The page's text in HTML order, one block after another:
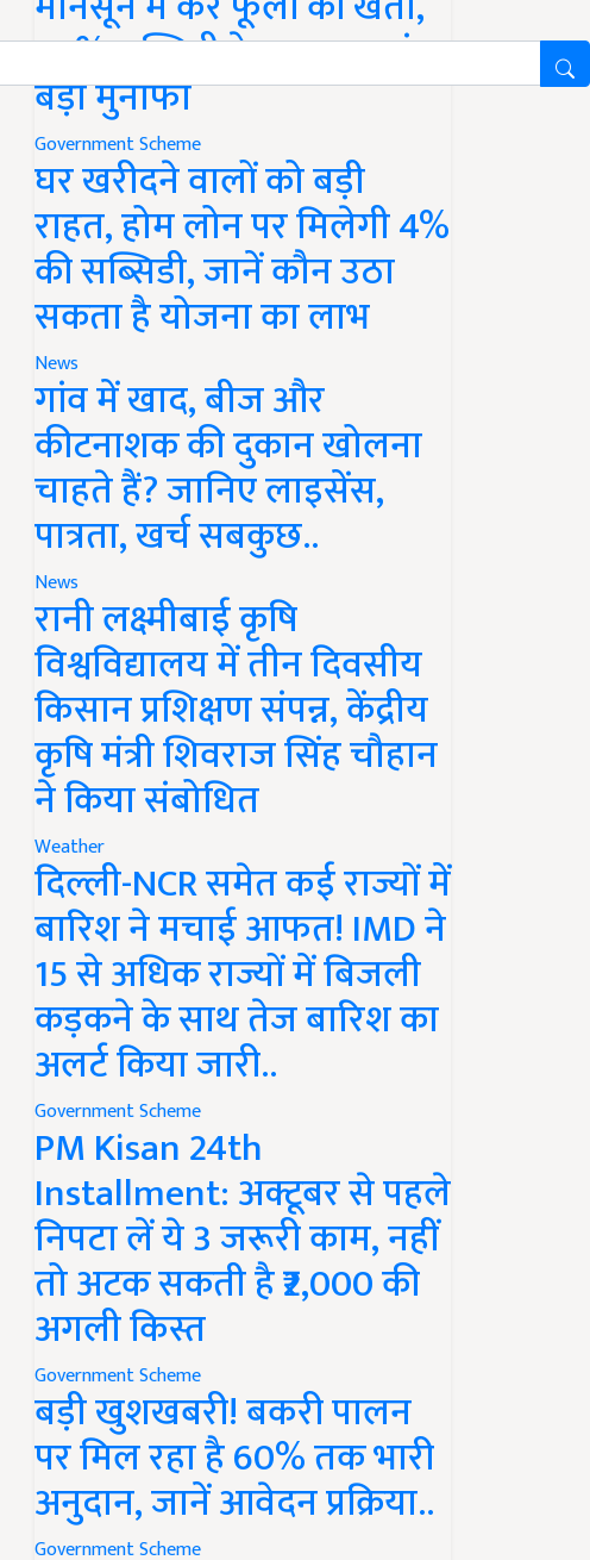
50% सब्सिडी के साथ कमाएं
बड़ा मुनाफा
Government Scheme
घर खरीदने वालों को बड़ी
राहत, होम लोन पर मिलेगी 4%
की सब्सिडी, जानें कौन उठा
सकता है योजना का लाभ
News
गांव में खाद, बीज और
कीटनाशक की दुकान खोलना
चाहते हैं? जानिए लाइसेंस,
पात्रता, खर्च सबकुछ..
News
रानी लक्ष्मीबाई कृषि
विश्वविद्यालय में तीन दिवसीय
किसान प्रशिक्षण संपन्न, केंद्रीय
कृषि मंत्री शिवराज सिंह चौहान
ने किया संबोधित
Weather
दिल्ली-NCR समेत कई राज्यों में
बारिश ने मचाई आफत! IMD ने
15 से अधिक राज्यों में बिजली
कड़कने के साथ तेज बारिश का
अलर्ट किया जारी..
Government Scheme
PM Kisan 24th
Installment: अक्टूबर से पहले
निपटा लें ये 3 जरूरी काम, नहीं
तो अटक सकती है ₹2,000 की
अगली किस्त
Government Scheme
बड़ी खुशखबरी! बकरी पालन
पर मिल रहा है 60% तक भारी
अनुदान, जानें आवेदन प्रक्रिया..
Government Scheme